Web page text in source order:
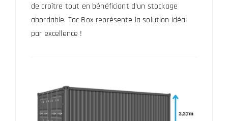
de croître tout en bénéficiant d’un stockage
abordable. Tac Box représente la solution idéal
par excellence !